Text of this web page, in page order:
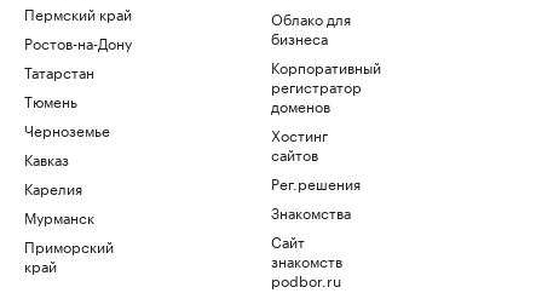
Пермский край
Ростов-на-Дону
Татарстан
Тюмень
Черноземье
Кавказ
Карелия
Мурманск
Приморский
край
Облако для
бизнеса
Корпоративный
регистратор
доменов
Хостинг
сайтов
Рег.решения
Знакомства
Сайт
знакомств
podbor.ru